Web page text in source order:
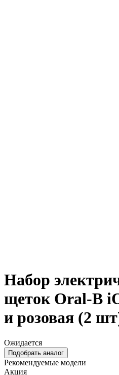
Набор
щеток Oral-B
и розовая (2
Ожидается
Подобрать аналог
Рекомендуемые модели
Акция